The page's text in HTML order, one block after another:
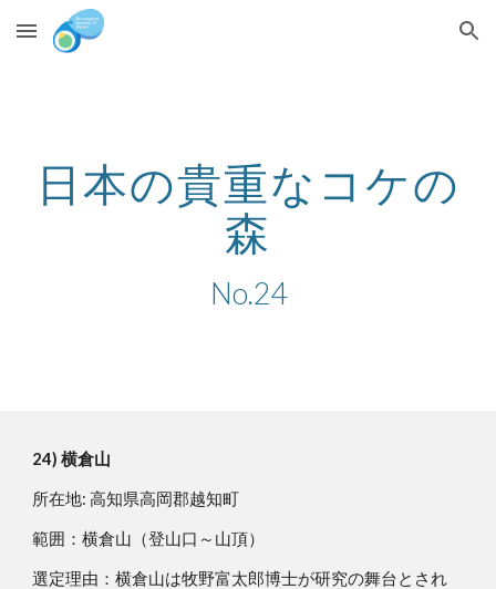
Skip to main content Skip to navigation
日本の貴重なコケの
森
No.24
24) 横倉山
所在地: 高知県高岡郡越知町
範囲：横倉山（登山口～山頂）
選定理由：横倉山は牧野富太郎博士が研究の舞台とされ